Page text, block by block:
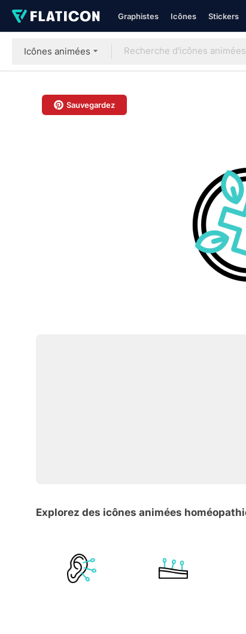
Graphistes Icônes Stickers
Icônes animées
Sauvegardez
Explorez des icônes animées